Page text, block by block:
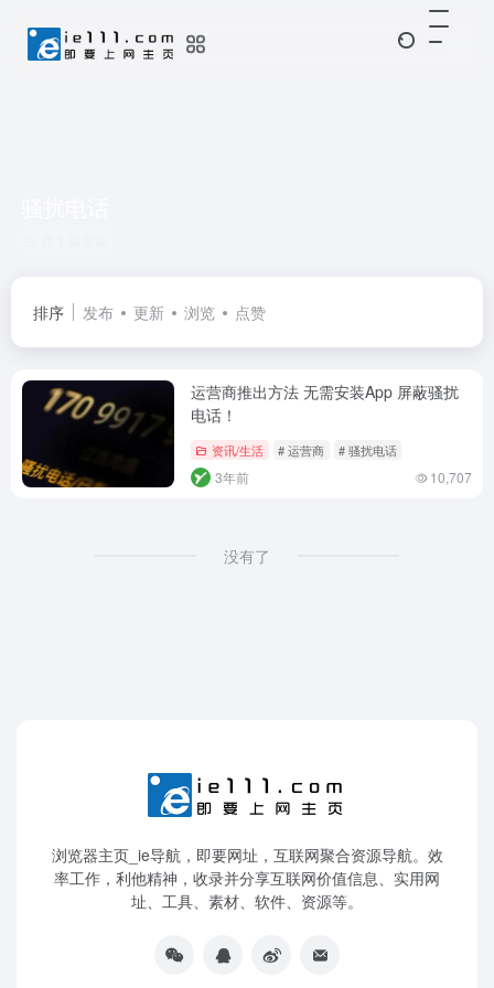
排序 发布 更新 浏览 点赞
运营商推出方法 无需安装App 屏蔽骚扰
电话！
资讯/生活 # 运营商 # 骚扰电话
3年前 10,707
没有了
浏览器主页_ie导航，即要网址，互联网聚合资源导航。效
率工作，利他精神，收录并分享互联网价值信息、实用网
址、工具、素材、软件、资源等。